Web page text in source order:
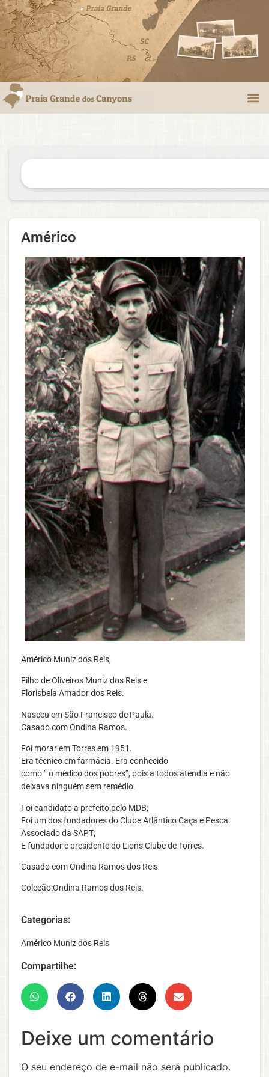
Américo
Américo Muniz dos Reis,
Filho de Oliveiros Muniz dos Reis e
Florisbela Amador dos Reis.
Nasceu em São Francisco de Paula.
Casado com Ondina Ramos.
Foi morar em Torres em 1951.
Era técnico em farmácia. Era conhecido
como ” o médico dos pobres”, pois a todos atendia e não
deixava ninguém sem remédio.
Foi candidato a prefeito pelo MDB;
Foi um dos fundadores do Clube Atlântico Caça e Pesca.
Associado da SAPT;
E fundador e presidente do Lions Clube de Torres.
Casado com Ondina Ramos dos Reis
Coleção:Ondina Ramos dos Reis.
Categorias:
Américo Muniz dos Reis
Compartilhe:
Deixe um comentário
O seu endereço de e-mail não será publicado.